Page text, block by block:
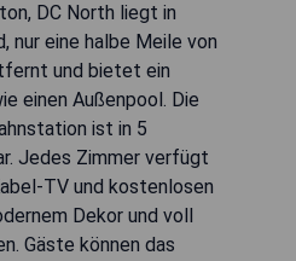
DC North liegt in
nur eine halbe Meile von
und bietet ein
einen Außenpool. Die
ist in 5
Jedes Zimmer verfügt
TV und kostenlosen
Dekor und voll
Gäste können das